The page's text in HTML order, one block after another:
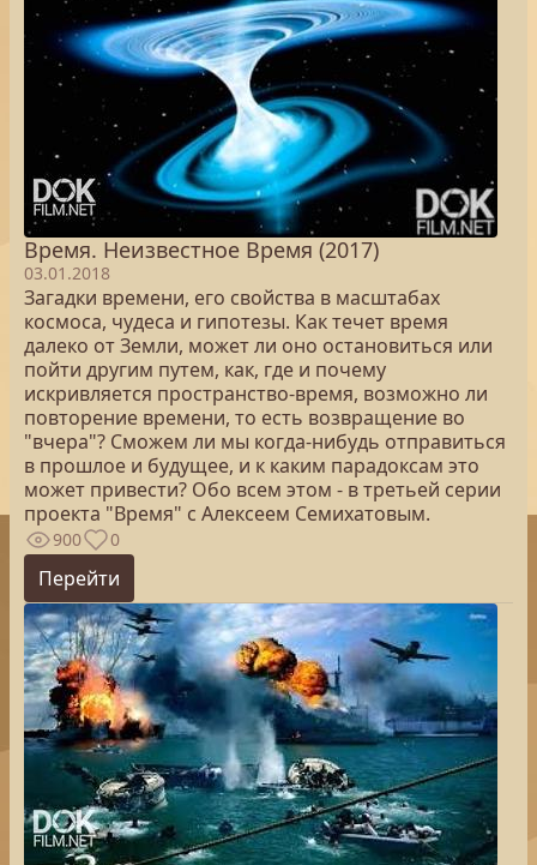
Время. Неизвестное Время (2017)
03.01.2018
Загадки времени, его свойства в масштабах
космоса, чудеса и гипотезы. Как течет время
далеко от Земли, может ли оно остановиться или
пойти другим путем, как, где и почему
искривляется пространство-время, возможно ли
повторение времени, то есть возвращение во
"вчера"? Сможем ли мы когда-нибудь отправиться
в прошлое и будущее, и к каким парадоксам это
может привести? Обо всем этом - в третьей серии
проекта "Время" с Алексеем Семихатовым.
900 0
Перейти